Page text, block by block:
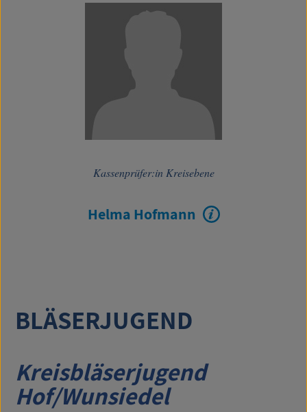
Kassenprüfer:in Kreisebene
Helma Hofmann
BLÄSERJUGEND
Kreisbläserjugend
Hof/Wunsiedel